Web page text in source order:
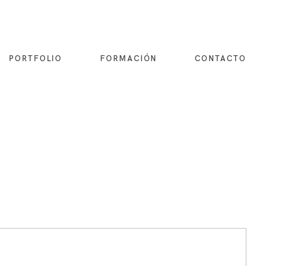
PORTFOLIO FORMACIÓN CONTACTO